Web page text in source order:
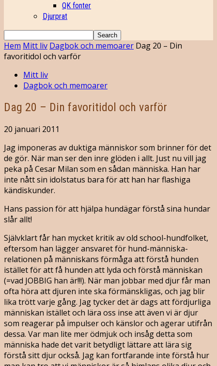
QK fonter
Djurprat
Hem Mitt liv Dagbok och memoarer Dag 20 – Din
favoritidol och varför
Mitt liv
Dagbok och memoarer
Dag 20 – Din favoritidol och varför
20 januari 2011
Jag imponeras av duktiga människor som brinner för det
de gör. När man ser den inre glöden i allt. Just nu vill jag
peka på Cesar Milan som en sådan människa. Han har
inte nått sin idolstatus bara för att han har flashiga
kändiskunder.
Hans passion för att hjälpa hundägar förstå sina hundar
slår allt!
Självklart får han mycket kritik av old school-hundfolket,
eftersom han lägger ansvaret för hund-människa-
relationen på människans förmåga att förstå hunden
istället för att få hunden att lyda och förstå människan
(=vad JOBBIG han är!!!). När man jobbar med djur får man
ofta höra att djuren inte ska förmänskligas, och jag blir
lika trött varje gång. Jag tycker det är dags att fördjurliga
människan istället och lära oss inse att även vi är djur
som reagerar på impulser och känslor och agerar utifrån
dessa. Var man lite mer ödmjuk och insåg detta som
människa hade det varit betydligt lättare att lära sig
förstå sitt djur också. Jag kan fortfarande inte förstå hur